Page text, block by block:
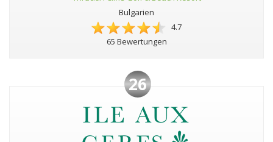
Bulgarien
4.7
65 Bewertungen
26